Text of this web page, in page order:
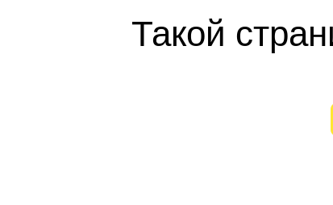
Такой